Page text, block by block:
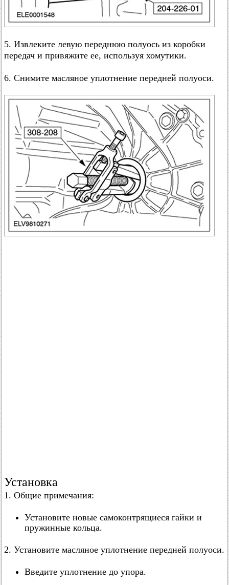
5. Извлеките левую переднюю полуось из коробки
передач и привяжите ее, используя хомутики.
6. Снимите масляное уплотнение передней полуоси.
Установка
1. Общие примечания:
Установите новые самоконтрящиеся гайки и
пружинные кольца.
2. Установите масляное уплотнение передней полуоси.
Введите уплотнение до упора.